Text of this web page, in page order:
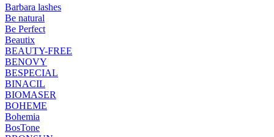
Barbara lashes
Be natural
Be Perfect
Beautix
BEAUTY-FREE
BENOVY
BESPECIAL
BINACIL
BIOMASER
BOHEME
Bohemia
BosTone